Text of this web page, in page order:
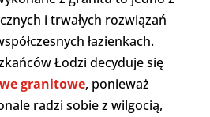
i trwałych rozwiązań
łazienkach.
Łodzi decyduje się
granitowe, ponieważ
radzi sobie z wilgocią,